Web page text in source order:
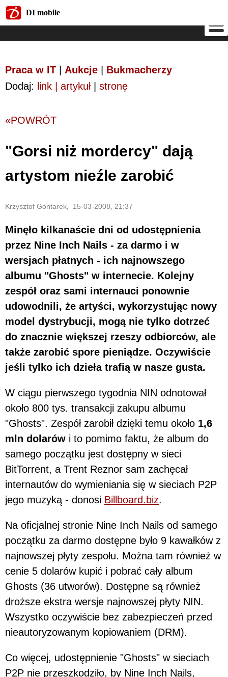
DI mobile
Praca w IT Aukcje
Bukmacherzy
Dodaj: link | artykuł| stronę
«POWRÓT
"Gorsi niż mordercy" dają
artystom nieźle zarobić
Krzysztof Gontarek, 15-03-2008, 21:37
Minęło kilkanaście dni od udostępnienia
przez Nine Inch Nails - za darmo i w
wersjach płatnych - ich najnowszego
albumu "Ghosts" w internecie. Kolejny
zespół oraz sami internauci ponownie
udowodnili, że artyści, wykorzystując nowy
model dystrybucji, mogą nie tylko dotrzeć
do znacznie większej rzeszy odbiorców, ale
także zarobić spore pieniądze. Oczywiście
jeśli tylko ich dzieła trafią w nasze gusta.
W ciągu pierwszego tygodnia NIN odnotował
około 800 tys. transakcji zakupu albumu
"Ghosts". Zespół zarobił dzięki temu około 1,6
mln dolarów i to pomimo faktu, że album do
samego początku jest dostępny w sieci
BitTorrent, a Trent Reznor sam zachęcał
internautów do wymieniania się w sieciach P2P
jego muzyką - donosi Billboard.biz.
Na oficjalnej stronie Nine Inch Nails od samego
początku za darmo dostępne było 9 kawałków z
najnowszej płyty zespołu. Można tam również w
cenie 5 dolarów kupić i pobrać cały album
Ghosts (36 utworów). Dostępne są również
droższe ekstra wersje najnowszej płyty NIN.
Wszystko oczywiście bez zabezpieczeń przed
nieautoryzowanym kopiowaniem (DRM).
Co więcej, udostępnienie "Ghosts" w sieciach
P2P nie przeszkodziło, by Nine Inch Nails,
DI mobile